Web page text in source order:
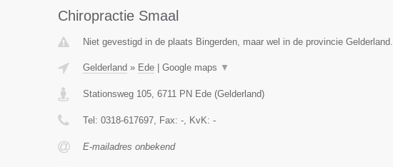
Chiropractie Smaal
Niet gevestigd in de plaats Bingerden, maar wel in de provincie Gelderland.
Gelderland » Ede| Google maps ▼
Stationsweg 105, 6711 PN Ede(Gelderland)
Tel: 0318-617697, Fax: -, KvK: -
E-mailadres onbekend